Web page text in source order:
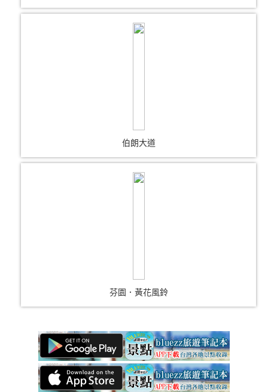
伯朗大道
芬園．黃花風鈴